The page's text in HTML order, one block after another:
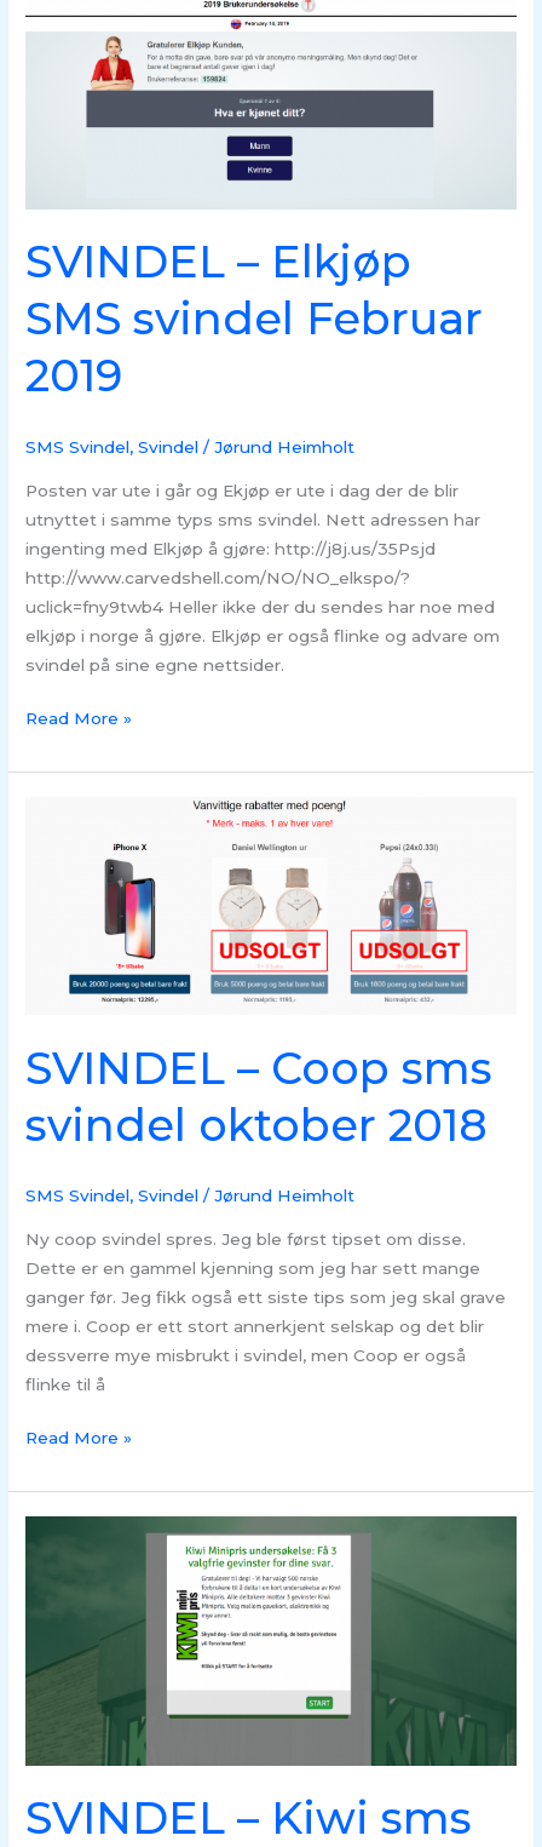
SVINDEL – Elkjøp
SMS svindel Februar
2019
SMS Svindel,Svindel /Jørund Heimholt
Posten var ute i går og Ekjøp er ute i dag der de blir
utnyttet i samme typs sms svindel. Nett adressen har
ingenting med Elkjøp å gjøre: http://j8j.us/35Psjd
http://www.carvedshell.com/NO/NO_elkspo/?
uclick=fny9twb4 Heller ikke der du sendes har noe med
elkjøp i norge å gjøre. Elkjøp er også flinke og advare om
svindel på sine egne nettsider.
SMS
Februar
Read More »
SVINDEL – Coop sms
svindel oktober 2018
SMS Svindel,Svindel /Jørund Heimholt
Ny coop svindel spres. Jeg ble først tipset om disse.
Dette er en gammel kjenning som jeg har sett mange
ganger før. Jeg fikk også ett siste tips som jeg skal grave
mere i. Coop er ett stort annerkjent selskap og det blir
dessverre mye misbrukt i svindel, men Coop er også
flinke til å
Read More »
SVINDEL – Kiwi sms